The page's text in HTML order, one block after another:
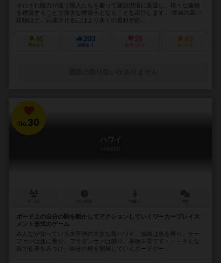
それぞれ能力が違う職人たちを雇って建設現場に派遣し、様々な建物
を建築することで偉大な建築士となることを目指します。 価値の高い
建物ほど、完成させるにはより多くの資材が必...
45
興味あり
203
経験あり
28
お気に入り
83
持ってる
No.30
ハワイ
Hawaii
ボード上の自分の駒を動かしてアクションしていくワーカープレイス
メント形式のゲーム
みんなが知っている太平洋の大きな島ハワイ、漁師は魚を獲り、サー
ファーは波に乗り、フラダンサーは踊り、果物を育てて・・・そんな
島で仕事をみつけ、自分の村を開発していくボードゲー...